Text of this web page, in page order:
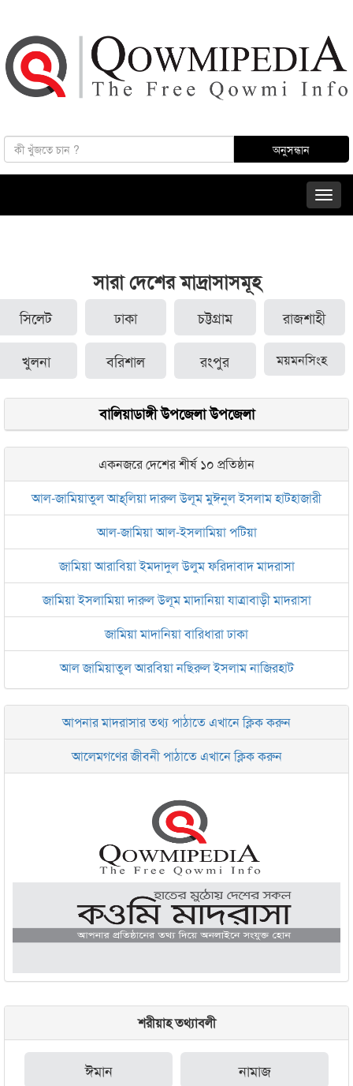
সারা দেশের মাদ্রাসাসমূহ
সিলেট ঢাকা চট্টগ্রাম রাজশাহী
খুলনা বরিশাল রংপুর ময়মনসিংহ
বালিয়াডাঙ্গী উপজেলা উপজেলা
একনজরে দেশের শীর্ষ ১০ প্রতিষ্ঠান
আল-জামিয়াতুল আহ্‌লিয়া দারুল উলূম মুঈনুল ইসলাম হাটহাজারী
আল-জামিয়া আল-ইসলামিয়া পটিয়া
জামিয়া আরাবিয়া ইমদাদুল উলুম ফরিদাবাদ মাদরাসা
জামিয়া ইসলামিয়া দারুল উলূম মাদানিয়া যাত্রাবাড়ী মাদরাসা
জামিয়া মাদানিয়া বারিধারা ঢাকা
আল জামিয়াতুল আরবিয়া নছিরুল ইসলাম নাজিরহাট
জামেয়া দারুল মা‘আরিফ আল-ইসলামিয়া চট্টগ্রাম
ইসলামিক রিসার্চ সেন্টার বাংলাদেশ বসুন্ধরা
জামেয়া আরাবিয়া রহমানিয়া, ঢাকা
জামেয়া কুরআনিয়া লালবাগ ঢাকা
আপনার মাদরাসার তথ্য পাঠাতে এখানে ক্লিক করুন
আলেমগণের জীবনী পাঠাতে এখানে ক্লিক করুন
শরীয়াহ তথ্যাবলী
ঈমান নামাজ